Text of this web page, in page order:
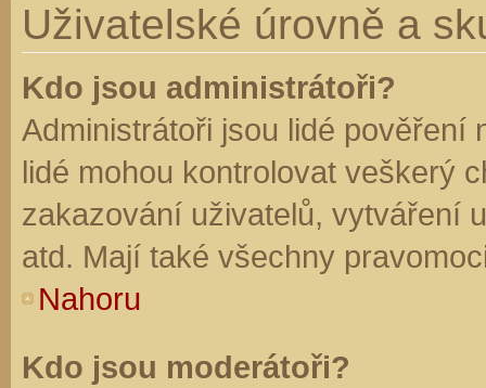
Uživatelské úrovně a
Kdo jsou administrátoři?
Administrátoři jsou lidé pověření
lidé mohou kontrolovat veškerý
zakazování uživatelů, vytváření
atd. Mají také všechny
Nahoru
Kdo jsou moderátoři?